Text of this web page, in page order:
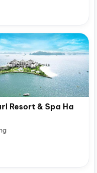
Resort & Spa Ha